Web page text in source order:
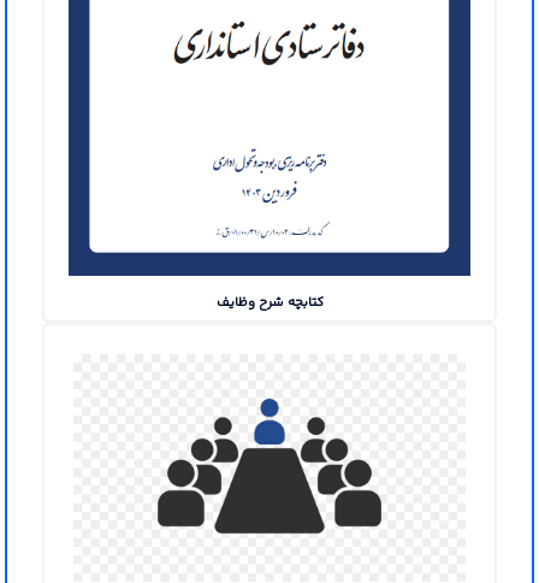
کتابچه شرح وظایف